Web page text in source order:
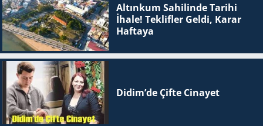
Altınkum Sahilinde Tarihi
İhale! Teklifler Geldi, Karar
Haftaya
Didim’de Çifte Ci­na­yet